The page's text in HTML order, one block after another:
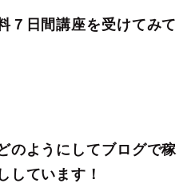
７日間講座を受けてみて
のようにしてブログで稼
しています！